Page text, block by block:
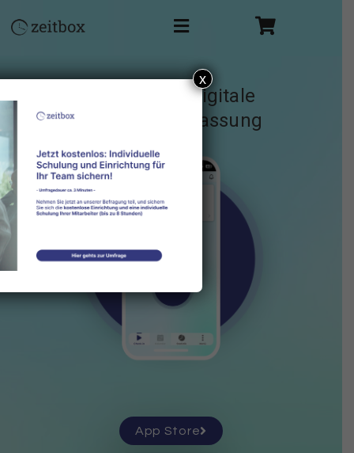
Die App für digitale
Arbeitszeiterfassung
App Store
x